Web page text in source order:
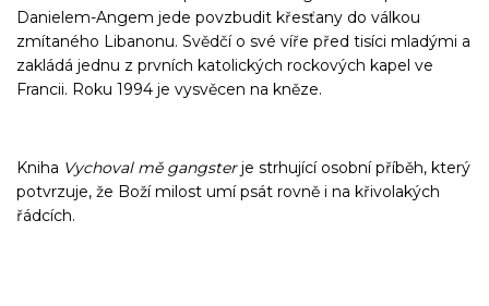
Danielem-Angem jede povzbudit křesťany do válkou
zmítaného Libanonu. Svědčí o své víře před tisíci mladými a
zakládá jednu z prvních katolických rockových kapel ve
Francii. Roku 1994 je vysvěcen na kněze.
Kniha Vychoval mě gangsterje strhující osobní příběh, který
potvrzuje, že Boží milost umí psát rovně i na křivolakých
řádcích.